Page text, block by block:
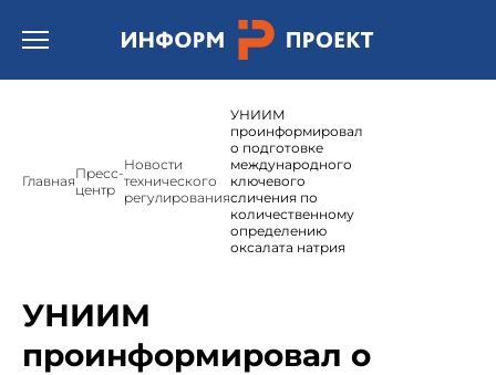
Открыть бургер меню.
ГлавнаяПресс-
центр
Новости
технического
регулирования
УНИИМ
проинформировал
о подготовке
международного
ключевого
сличения по
количественному
определению
оксалата натрия
УНИИМ
проинформировал о